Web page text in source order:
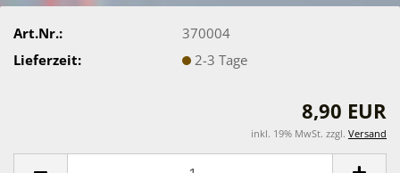
Art.Nr.:
370004
Lieferzeit:
2-3 Tage
8,90 EUR
inkl. 19% MwSt. zzgl. Versand